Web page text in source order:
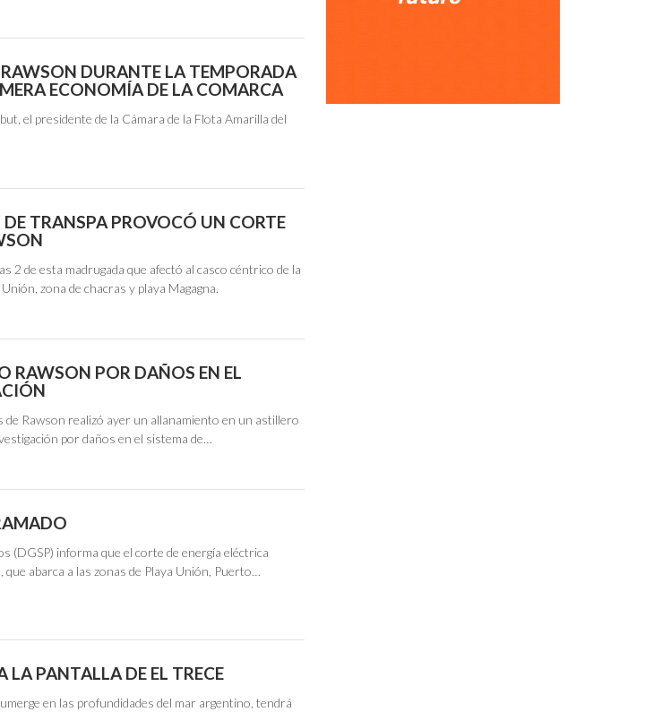
DURANTE LA TEMPORADA
ECONOMÍA DE LA COMARCA
el presidente de la Cámara de la Flota Amarilla del
TRANSPA PROVOCÓ UN CORTE
2 de esta madrugada que afectó al casco céntrico de la
zona de chacras y playa Magagna.
RAWSON POR DAÑOS EN EL
de Rawson realizó ayer un allanamiento en un astillero
por daños en el sistema de…
(DGSP) informa que el corte de energía eléctrica
abarca a las zonas de Playa Unión, Puerto…
LA PANTALLA DE EL TRECE
en las profundidades del mar argentino, tendrá